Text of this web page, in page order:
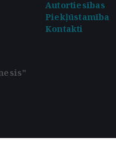
Autortiesības
Piekļūstamība
Kontakti